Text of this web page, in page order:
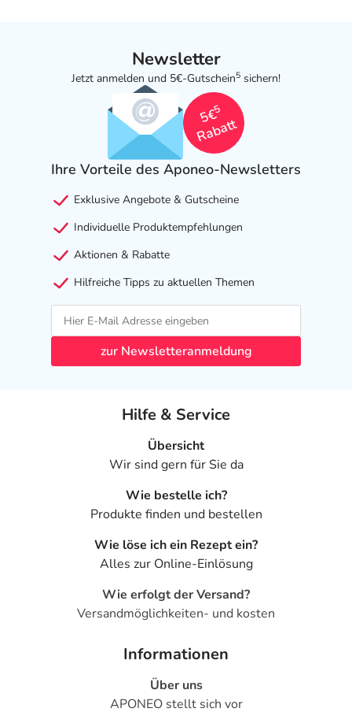
Newsletter
Jetzt anmelden und 5€-Gutschein5 sichern!
5€
5
Rabatt
Ihre Vorteile des Aponeo-Newsletters
Exklusive Angebote & Gutscheine
Individuelle Produktempfehlungen
Aktionen & Rabatte
Hilfreiche Tipps zu aktuellen Themen
zur Newsletteranmeldung
Hilfe & Service
Übersicht
Wir sind gern für Sie da
Wie bestelle ich?
Produkte finden und bestellen
Wie löse ich ein Rezept ein?
Alles zur Online-Einlösung
Wie erfolgt der Versand?
Versandmöglichkeiten- und kosten
Informationen
Über uns
APONEO stellt sich vor